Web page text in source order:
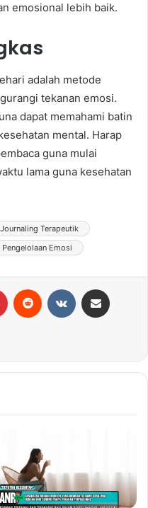
emosional lebih baik.
adalah metode
tekanan emosi.
dapat memahami batin
mental. Harap
guna mulai
lama guna kesehatan
Journaling Terapeutik
Pengelolaan Emosi